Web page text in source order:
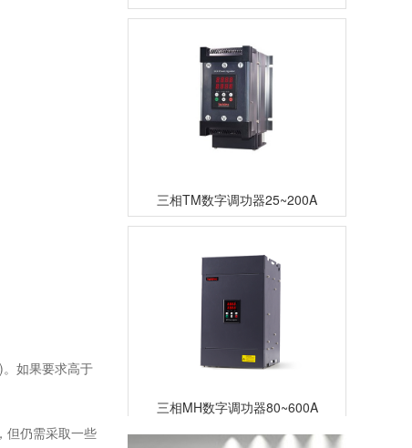
如果要求高于
但仍需采取一些
三相TM数字调功器25~200A
三相MH数字调功器80~600A